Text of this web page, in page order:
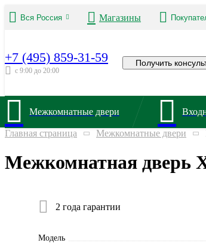
Вся Россия Магазины
+7 (495) 859-31-59
с 9:00 до 20:00
Получить
Межкомнатные двери
Главная страница Межкомнатные двери
Межкомнатная дверь
2 года гарантии
Модель